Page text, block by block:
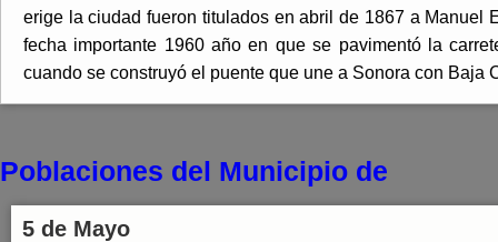
erige la ciudad fueron titulados en abril de 1867 a Manuel
fecha importante 1960 año en que se pavimentó la
cuando se construyó el puente que une a Sonora con Baja
Poblaciones del Municipio de
5 de Mayo